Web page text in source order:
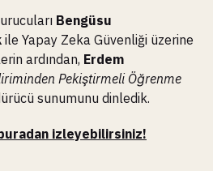
Bengüsu
ile Yapay Zeka Güvenliği üzerine
ardından, Erdem
Pekiştirmeli Öğrenme
sunumunu dinledik.
izleyebilirsiniz!